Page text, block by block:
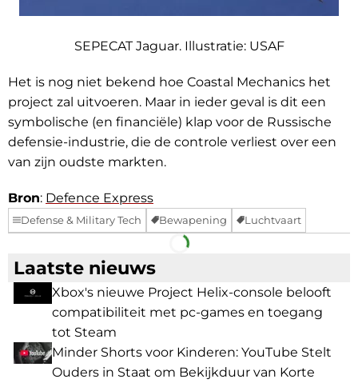
SEPECAT Jaguar. Illustratie: USAF
Het is nog niet bekend hoe Coastal Mechanics het
project zal uitvoeren. Maar in ieder geval is dit een
symbolische (en financiële) klap voor de Russische
defensie-industrie, die de controle verliest over een
van zijn oudste markten.
Bron: Defence Express
Defense & Military Tech Bewapening Luchtvaart
Facebook Telegram
Laatste nieuws
Xbox's nieuwe Project Helix-console belooft
compatibiliteit met pc-games en toegang
tot Steam
Minder Shorts voor Kinderen: YouTube Stelt
Ouders in Staat om Bekijkduur van Korte